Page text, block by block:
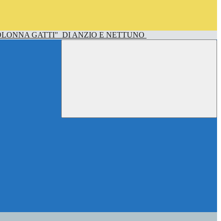
GATTI" DI ANZIO E NETTUNO